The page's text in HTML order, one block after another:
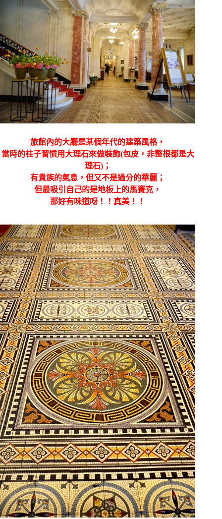
旅館內的大廳是某個年代的建築風格，
當時的柱子習慣用大理石來做裝飾(包皮，非整根都是大
理石)；
有貴族的氣息，但又不是過分的華麗；
但最吸引自己的是地板上的馬賽克，
那好有味道呀！！真美！！